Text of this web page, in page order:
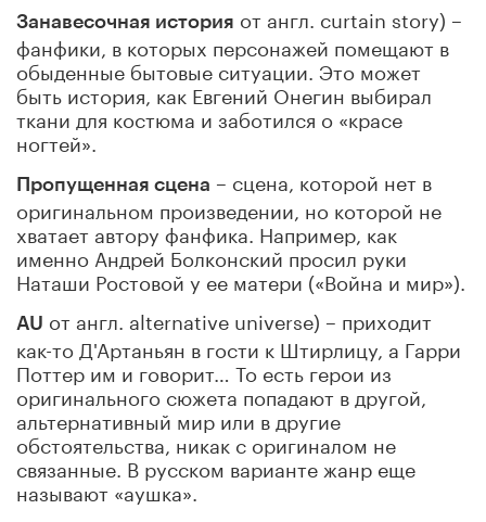
Занавесочная история от англ. curtain story) –
фанфики, в которых персонажей помещают в
обыденные бытовые ситуации. Это может
быть история, как Евгений Онегин выбирал
ткани для костюма и заботился о «красе
ногтей».
Пропущенная сцена – сцена, которой нет в
оригинальном произведении, но которой не
хватает автору фанфика. Например, как
именно Андрей Болконский просил руки
Наташи Ростовой у ее матери («Война и мир»).
AU от англ. alternative universe) – приходит
как-то Д'Артаньян в гости к Штирлицу, а Гарри
Поттер им и говорит… То есть герои из
оригинального сюжета попадают в другой,
альтернативный мир или в другие
обстоятельства, никак с оригиналом не
связанные. В русском варианте жанр еще
называют «аушка».